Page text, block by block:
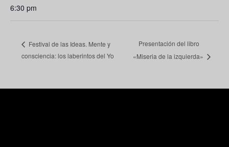
6:30 pm
Festival de las Ideas. Mente y
consciencia: los laberintos del Yo
Presentación del libro
«Miseria de la izquierda»